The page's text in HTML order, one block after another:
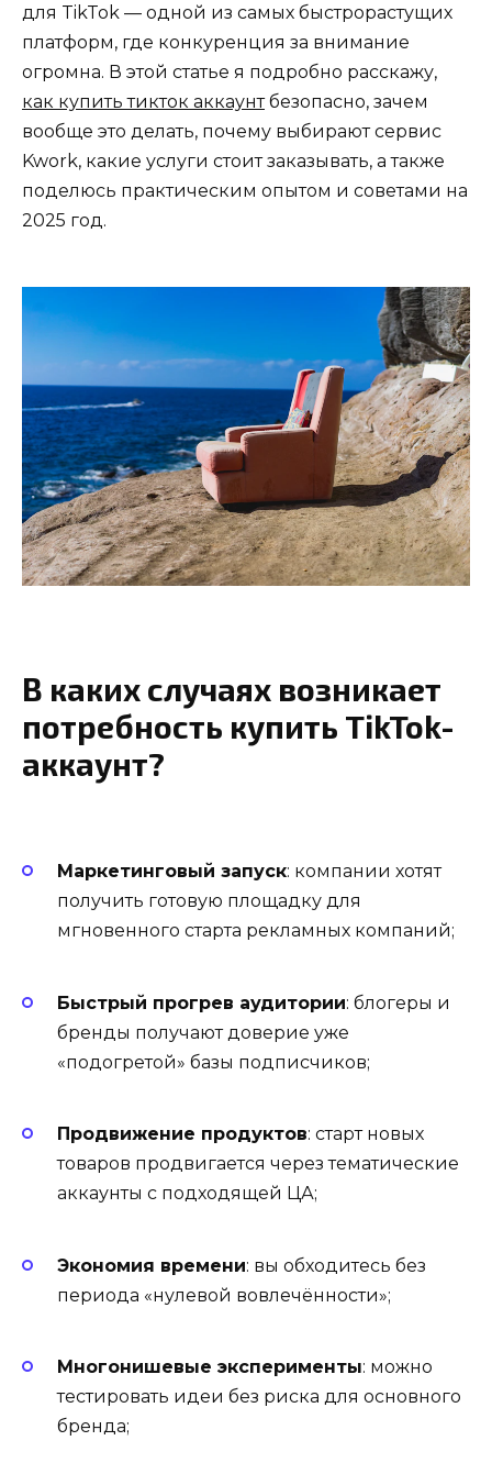
для TikTok — одной из самых быстрорастущих
платформ, где конкуренция за внимание
огромна. В этой статье я подробно расскажу,
как купить тикток аккаунтбезопасно, зачем
вообще это делать, почему выбирают сервис
Kwork, какие услуги стоит заказывать, а также
поделюсь практическим опытом и советами на
2025 год.
В каких случаях возникает
потребность купить TikTok-
аккаунт?
Маркетинговый запуск: компании хотят
получить готовую площадку для
мгновенного старта рекламных компаний;
Быстрый прогрев аудитории: блогеры и
бренды получают доверие уже
«подогретой» базы подписчиков;
Продвижение продуктов: старт новых
товаров продвигается через тематические
аккаунты с подходящей ЦА;
Экономия времени: вы обходитесь без
периода «нулевой вовлечённости»;
Многонишевые эксперименты: можно
тестировать идеи без риска для основного
бренда;